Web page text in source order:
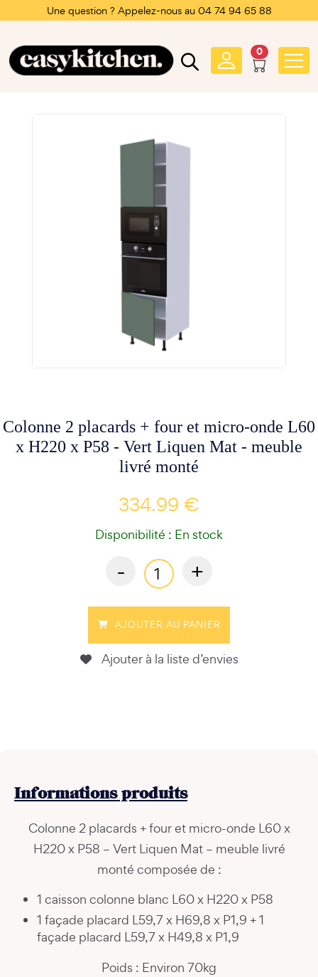
Une question ? Appelez-nous au 04 74 94 65 88
0
Colonne 2 placards + four et micro-onde L60
x H220 x P58 - Vert Liquen Mat - meuble
livré monté
334.99 €
Disponibilité : En stock
- +
AJOUTER AU PANIER
Ajouter à la liste d’envies
Informationsproduits
Colonne 2 placards + four et micro-onde L60 x
H220 x P58 – Vert Liquen Mat – meuble livré
monté composée de :
1 caisson colonne blanc L60 x H220 x P58
1 façade placard L59,7 x H69,8 x P1,9 + 1
façade placard L59,7 x H49,8 x P1,9
Poids : Environ 70kg